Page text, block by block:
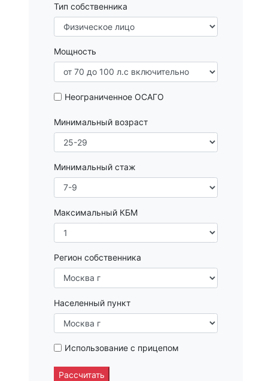
Тип собственника
Мощность
Неограниченное ОСАГО
Минимальный возраст
Минимальный стаж
Максимальный КБМ
Регион собственника
Населенный пункт
Использование с прицепом
Рассчитать